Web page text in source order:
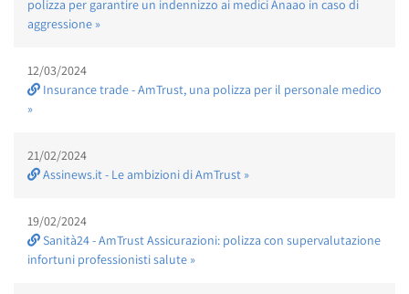
polizza per garantire un indennizzo ai medici Anaao in caso di
aggressione »
12/03/2024
Insurance trade - AmTrust, una polizza per il personale medico
»
21/02/2024
Assinews.it - Le ambizioni di AmTrust »
19/02/2024
Sanità24 - AmTrust Assicurazioni: polizza con supervalutazione
infortuni professionisti salute »